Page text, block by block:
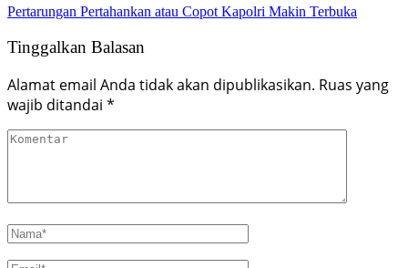
Pertarungan Pertahankan atau Copot Kapolri Makin Terbuka
Tinggalkan Balasan
Alamat email Anda tidak akan dipublikasikan. Ruas yang
wajib ditandai *